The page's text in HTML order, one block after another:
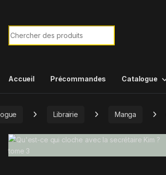
Recherche de :
Accueil Précommandes Catalogue
Librairie Manga